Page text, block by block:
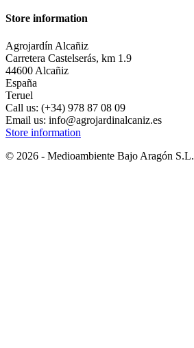
Store information
Agrojardín Alcañiz
Carretera Castelserás, km 1.9
44600 Alcañiz
España
Teruel
Call us: (+34) 978 87 08 09
Email us: info@agrojardinalcaniz.es
Store information
© 2026 - Medioambiente Bajo Aragón S.L.